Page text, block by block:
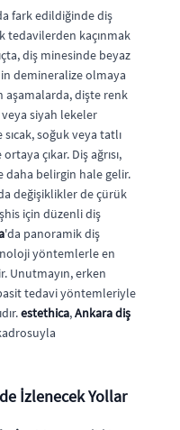
fark edildiğinde diş
tedavilerden kaçınmak
diş minesinde beyaz
demineralize olmaya
aşamalarda, dişte renk
siyah lekeler
soğuk veya tatlı
çıkar. Diş ağrısı,
daha belirgin hale gelir.
değişiklikler de çürük
için düzenli diş
'da panoramik diş
yöntemlerle en
Unutmayın, erken
tedavi yöntemleriyle
estethica,Ankara diş
İzlenecek Yollar